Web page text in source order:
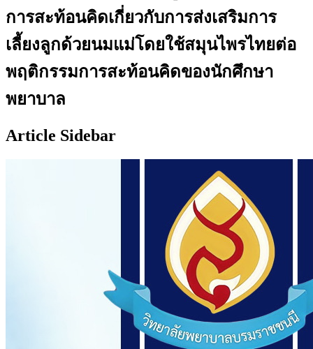
การสะท้อนคิดเกี่ยวกับการส่งเสริมการ
เลี้ยงลูกด้วยนมแม่โดยใช้สมุนไพรไทยต่อ
พฤติกรรมการสะท้อนคิดของนักศึกษา
พยาบาล
Article Sidebar